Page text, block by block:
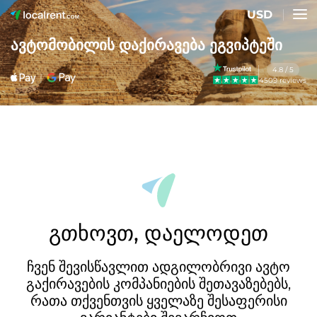
USD
ავტომობილის დაქირავება ეგვიპტეში
4.8 / 5
4509 reviews
გთხოვთ, დაელოდეთ
ჩვენ შევისწავლით ადგილობრივი ავტო
გაქირავების კომპანიების შეთავაზებებს,
რათა თქვენთვის ყველაზე შესაფერისი